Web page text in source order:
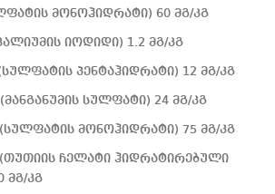
მონოჰიდრატი) 60 მგ/კგ
იოდიდი) 1.2 მგ/კგ
პენტაჰიდრატი) 12 მგ/კგ
(მანგანუმის სულფატი) 24 მგ/კგ
მონოჰიდრატი) 75 მგ/კგ
(თუთიის ჩელატი ჰიდრატირებული
მგ/კგ